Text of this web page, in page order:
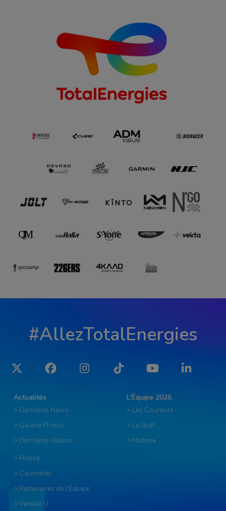
#AllezTotalEnergies
Twitter Facebook Instagram Tiktok YouTube LinkedIn
Actualités
> Dernières News
> Galerie Photos
> Dernières Vidéos
L'Équipe 2026
> Les Coureurs
> Le Staff
> Histoire
> Presse
> Calendrier
> Partenaires de l'Équipe
> Vendée U